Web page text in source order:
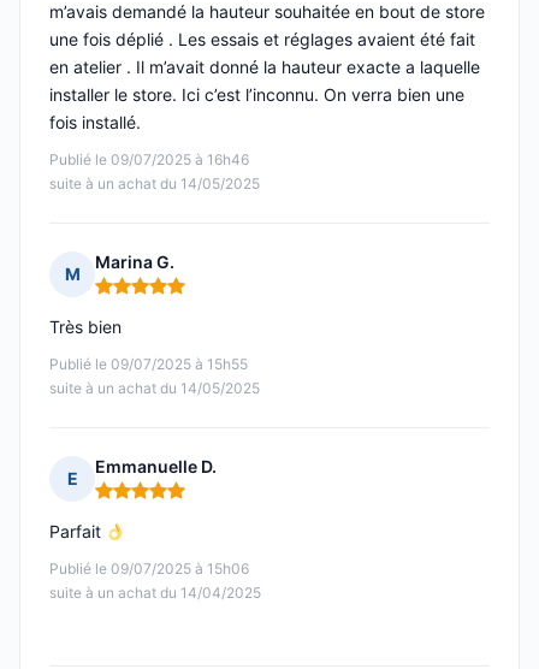
Publié le 09/07/2025 à 16h46
suite à un achat du 14/05/2025
m’avais demandé la hauteur souhaitée en bout de store
une fois déplié . Les essais et réglages avaient été fait
en atelier . Il m’avait donné la hauteur exacte a laquelle
installer le store. Ici c’est l’inconnu. On verra bien une
fois installé.
M
Marina G.
Note : 5 sur 5
Publié le 09/07/2025 à 15h55
suite à un achat du 14/05/2025
Très bien
E
Emmanuelle D.
Note : 5 sur 5
Publié le 09/07/2025 à 15h06
suite à un achat du 14/04/2025
Parfait